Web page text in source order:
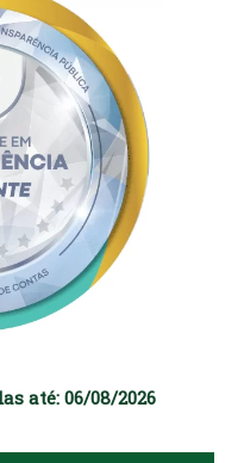
até: 06/08/2026